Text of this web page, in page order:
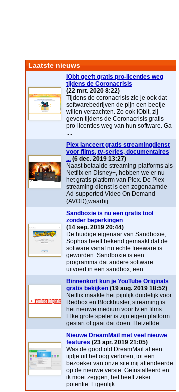
Laatste nieuws
IObit geeft gratis pro-licenties weg
tijdens de Coronacrisis
(22 mrt. 2020 8:22)
Tijdens de coronacrisis zie je ook dat
softwarebedrijven de pijn een beetje
willen verzachten. Zo ook IObit, zij
geven tijdens de Coronacrisis gratis
pro-licenties weg van hun software. Ga
....
Plex lanceert gratis streamingdienst
voor films, tv-series, documentaires
... (6 dec. 2019 13:27)
Naast betaalde streaming-platforms als
Netflix en Disney+, hebben we er nu
het gratis platform van Plex. De Plex
streaming-dienst is een zogenaamde
Ad-supported Video On Demand
(AVOD),waarbij ....
Sandboxie is nu een gratis tool
zonder beperkingen
(14 sep. 2019 20:44)
De huidige eigenaar van Sandboxie,
Sophos heeft bekend gemaakt dat de
software vanaf nu echte freeware is
geworden. Sandboxie is een
programma dat andere software
uitvoert in een sandbox, een ....
Binnenkort kun je YouTube Originals
gratis bekijken (19 aug. 2019 18:52)
Netflix maakte het pijnlijk duidelijk voor
Redbox en Blockbuster, streaming is
het nieuwe medium voor tv en films.
Elke grote speler is zijn eigen platform
gestart of gaat dat doen. Hetzelfde ....
Nieuwe DreamMail met veel nieuwe
features (23 apr. 2019 21:05)
Was de good old DreamMail al een
tijdje uit het oog verloren, tot een
bezoeker van onze site mij attendeerde
op de nieuwe versie. Geïnstalleerd en
ik moet zeggen, het heeft zeker
potentie. Eigenlijk ....